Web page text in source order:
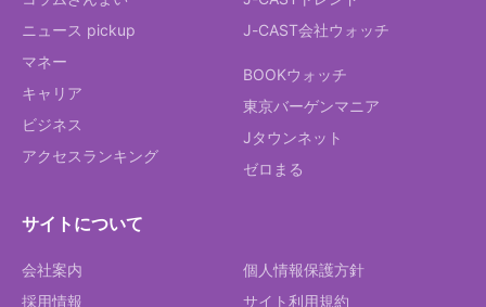
ニュース pickup
マネー
キャリア
ビジネス
アクセスランキング
J-CAST会社ウォッチ
BOOKウォッチ
東京バーゲンマニア
Jタウンネット
ゼロまる
サイトについて
会社案内
採用情報
個人情報保護方針
サイト利用規約